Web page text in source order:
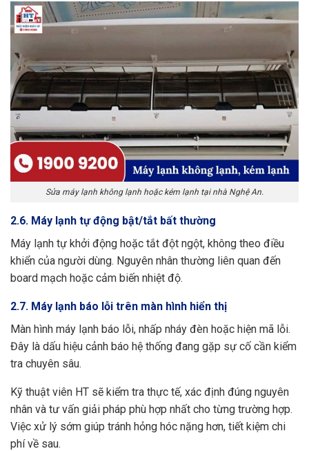
Sửa máy lạnh không lạnh hoặc kém lạnh tại nhà Nghệ An.
2.6. Máy lạnh tự động bật/tắt bất thường
Máy lạnh tự khởi động hoặc tắt đột ngột, không theo điều
khiển của người dùng. Nguyên nhân thường liên quan đến
board mạch hoặc cảm biến nhiệt độ.
2.7. Máy lạnh báo lỗi trên màn hình hiển thị
Màn hình máy lạnh báo lỗi, nhấp nháy đèn hoặc hiện mã lỗi.
Đây là dấu hiệu cảnh báo hệ thống đang gặp sự cố cần kiểm
tra chuyên sâu.
Kỹ thuật viên HT sẽ kiểm tra thực tế, xác định đúng nguyên
nhân và tư vấn giải pháp phù hợp nhất cho từng trường hợp.
Việc xử lý sớm giúp tránh hỏng hóc nặng hơn, tiết kiệm chi
phí về sau.